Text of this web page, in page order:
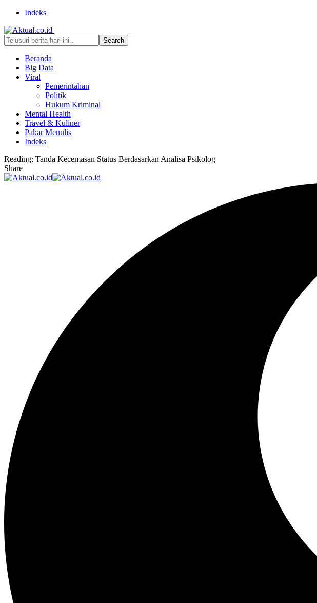
Indeks
Beranda
Big Data
Viral
Pemerintahan
Politik
Hukum Kriminal
Mental Health
Travel & Kuliner
Pakar Menulis
Indeks
Reading: Tanda Kecemasan Status Berdasarkan Analisa Psikolog
Share